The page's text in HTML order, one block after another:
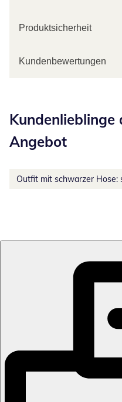
Produktsicherheit
Kundenbewertungen
Kundenlieblinge
Angebot
Outfit mit schwarzer Hose: